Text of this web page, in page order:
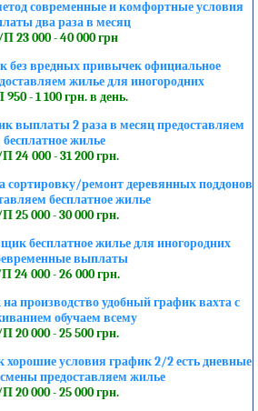
современные и комфортные условия
два раза в месяц
23 000 - 40 000 грн
без вредных привычек официальное
жилье для иногородних
- 1 100 грн. в день.
выплаты 2 раза в месяц предоставляем
бесплатное жилье
24 000 - 31 200 грн.
сортировку/ремонт деревянных поддонов
бесплатное жилье
25 000 - 30 000 грн.
бесплатное жилье для иногородних
выплаты
24 000 - 26 000 грн.
производство удобный график вахта с
обучаем всему
20 000 - 25 500 грн.
условия график 2/2 есть дневные
предоставляем жилье
20 000 - 25 000 грн.